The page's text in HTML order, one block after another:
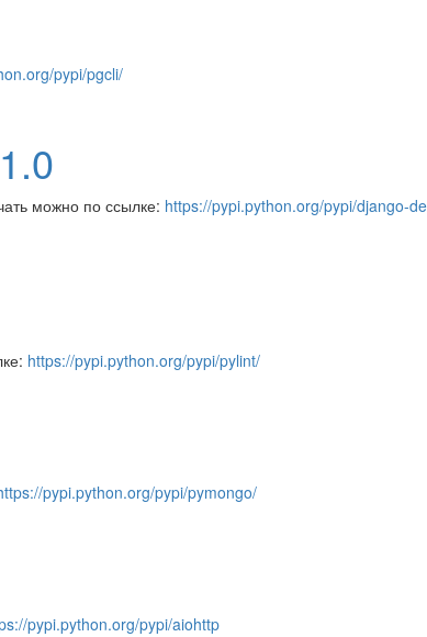
pypi/pgcli/
можно по ссылке: https://pypi.python.org/pypi/django-
https://pypi.python.org/pypi/pylint/
pypi.python.org/pypi/pymongo/
pypi.python.org/pypi/aiohttp